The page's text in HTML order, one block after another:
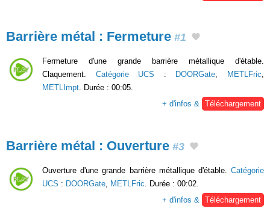
Barrière métal : Fermeture #1
Fermeture d'une grande barrière métallique d'étable.
Claquement. Catégorie UCS : DOORGate METLFric
METLImpt . Durée : 00:05.
+ d'infos &
Téléchargement
Barrière métal : Ouverture #3
Ouverture d'une grande barrière métallique d'étable. Catégorie
UCS : DOORGate METLFric . Durée : 00:02.
+ d'infos &
Téléchargement